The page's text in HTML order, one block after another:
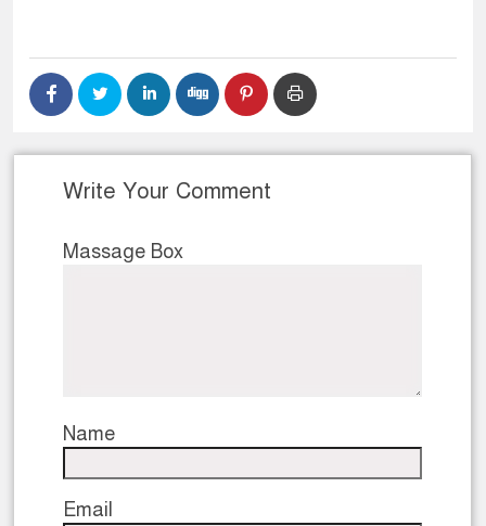
Write Your Comment
Massage Box
Name
Email